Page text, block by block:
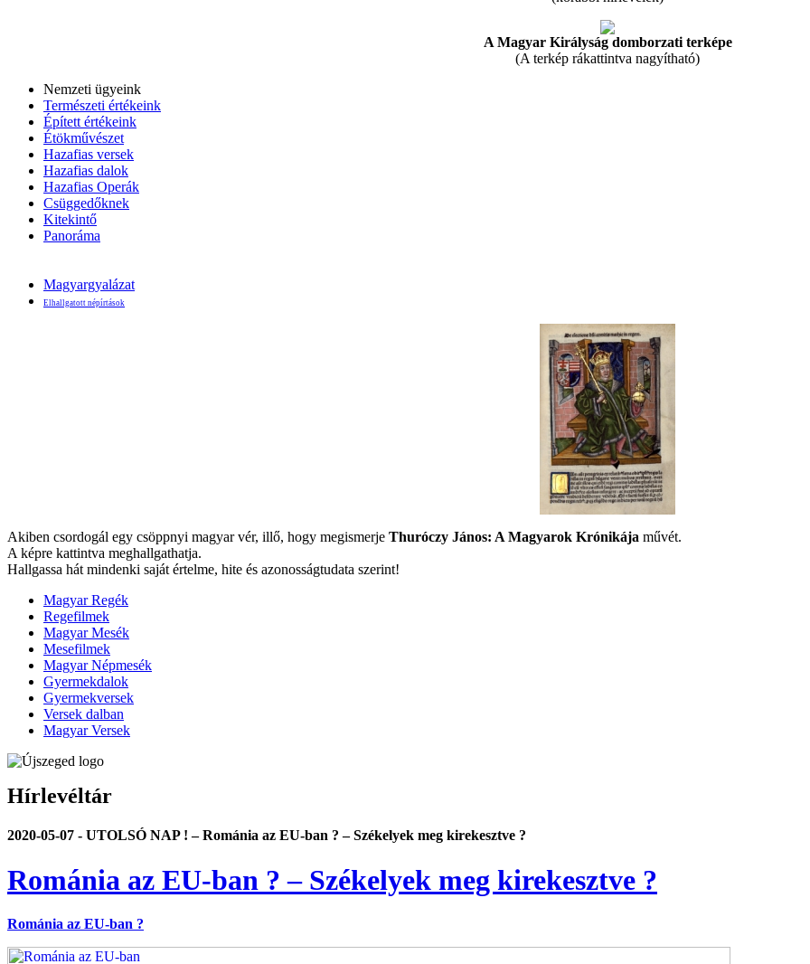
A Magyar Királyság domborzati terképe
(A terkép rákattintva nagyítható)
Nemzeti ügyeink
Természeti értékeink
Épített értékeink
Étökművészet
Hazafias versek
Hazafias dalok
Hazafias Operák
Csüggedőknek
Kitekintő
Panoráma
Magyargyalázat
Elhallgatott népírtások
Akiben csordogál egy csöppnyi magyar vér, illő, hogy megismerje Thuróczy János: A Magyarok Krónikája művét.
A képre kattintva meghallgathatja.
Hallgassa hát mindenki saját értelme, hite és azonosságtudata szerint!
Magyar Regék
Regefilmek
Magyar Mesék
Mesefilmek
Magyar Népmesék
Gyermekdalok
Gyermekversek
Versek dalban
Magyar Versek
Hírlevéltár
2020-05-07 - UTOLSÓ NAP ! – Románia az EU-ban ? – Székelyek meg kirekesztve ?
Románia az EU-ban ? – Székelyek meg kirekesztve ?
Románia az EU-ban ?